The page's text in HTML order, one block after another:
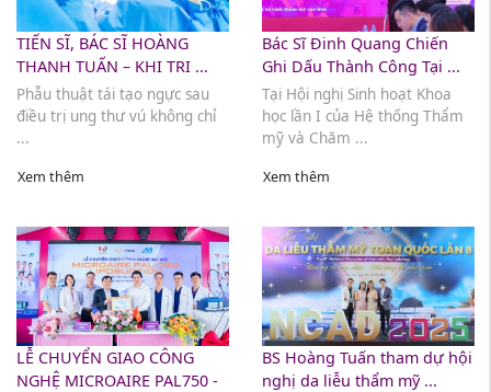
TIẾN SĨ, BÁC SĨ HOÀNG
THANH TUẤN – KHI TRI ...
Phẫu thuật tái tạo ngực sau
điều trị ung thư vú không chỉ
...
Xem thêm
Bác Sĩ Đinh Quang Chiến
Ghi Dấu Thành Công Tại ...
Tại Hội nghị Sinh hoạt Khoa
học lần I của Hệ thống Thẩm
mỹ và Chăm ...
Xem thêm
LỄ CHUYỂN GIAO CÔNG
NGHỆ MICROAIRE PAL750 -
BS Hoàng Tuấn tham dự hội
nghị da liễu thẩm mỹ ...